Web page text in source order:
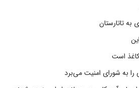
است
به شورای امنیت می‌برد